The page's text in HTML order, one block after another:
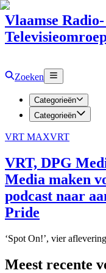
Vlaamse Radio-
Zoeken
Categorieën
Categorieën
VRT MAXVRT
VRT, DPG
Media maken
podcast naar
Pride
‘Spot On!’, vier
Meest recente